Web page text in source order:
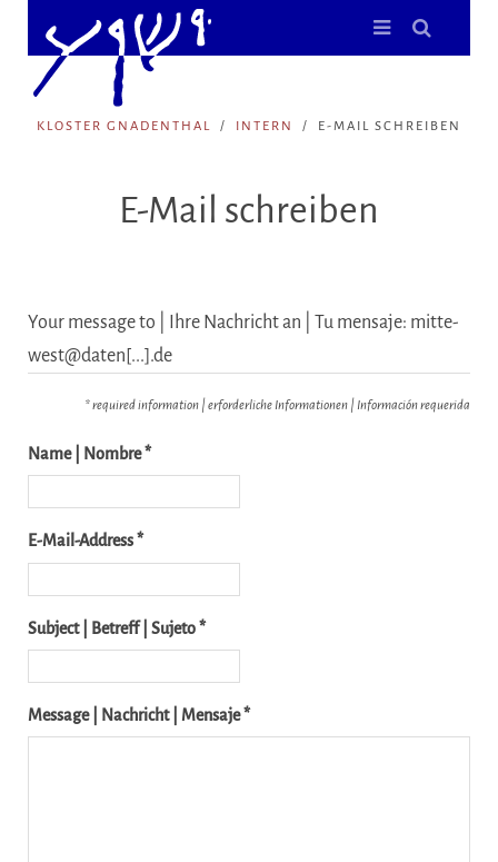
KLOSTER GNADENTHAL INTERN E-MAIL SCHREIBEN
E-Mail schreiben
Your message to | Ihre Nachricht an | Tu mensaje: mitte-
west@daten[...].de
* required information | erforderliche Informationen | Información requerida
Name | Nombre *
E-Mail-Address *
Subject | Betreff | Sujeto *
Message | Nachricht | Mensaje *